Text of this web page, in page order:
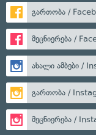
გართობა /
მეცნიერება /
ახალი ამბები /
გართობა /
მეცნიერება /